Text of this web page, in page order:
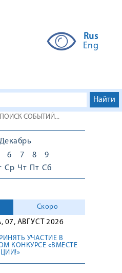
Rus
Eng
Декабрь
6
Ср
7
Чт
8
Пт
9
Сб
Скоро
07, АВГУСТ 2026
УЧАСТИЕ В
КОНКУРСЕ «ВМЕСТЕ